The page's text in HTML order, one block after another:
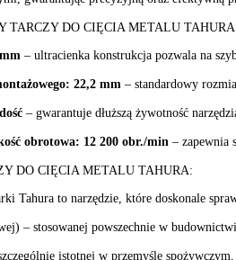
TARCZY DO CIĘCIA METALU
– ultracienka konstrukcja pozwala na
22,2 mm – standardowy
– gwarantuje dłuższą żywotność
obrotowa: 12 200 obr./min – zapewnia
DO CIĘCIA METALU TAHURA:
Tahura to narzędzie, które doskonale
– stosowanej powszechnie w
istotnej w przemyśle